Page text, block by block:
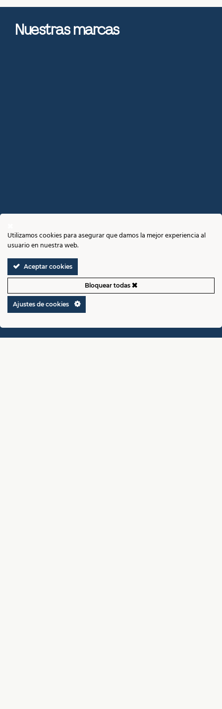
Nuestras marcas
Utilizamos cookies para asegurar que damos la mejor experiencia al
usuario en nuestra web.
Aceptar cookies
Bloquear todas
Ajustes de cookies